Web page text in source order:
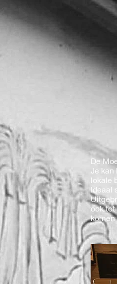
De
Je kan
lokale
Ideaal
ook
komen